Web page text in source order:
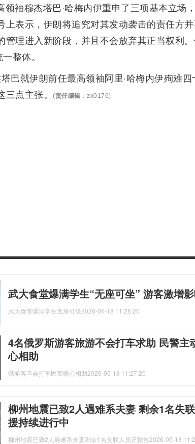
领袖穆杰塔巴·哈梅内伊重申了三项基本立场
上表示，伊朗将追究对其发动袭击的责任方
管理进入新阶段，并且不会放弃其正当权利
整体。
巴就伊朗前任最高领袖阿里·哈梅内伊殉难
点主张。
(责任编辑 ：zx0176)
武大食堂爆满学生“无座可坐” 游客激增
武大食堂爆满学生无座可坐2026-05-18 11:28:20
4名俄罗斯游客旅游不会打车求助 民警主
心相助
俄游客不会打车民警暖心相助2026-05-18 11:27:20
柳州地震已致2人遇难系夫妻 剩余1名失
援持续进行中
柳州地震已致2人遇难系夫妻剩余1名失联人员正搜救2026-05-18